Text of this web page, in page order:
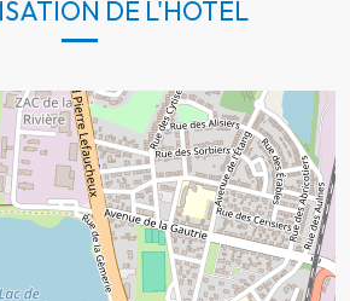
DE L'HÔTEL